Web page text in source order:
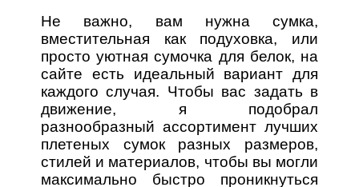
Не важно, вам нужна сумка,
вместительная как подуховка, или
просто уютная сумочка для белок, на
сайте есть идеальный вариант для
каждого случая. Чтобы вас задать в
движение, я подобрал
разнообразный ассортимент лучших
плетеных сумок разных размеров,
стилей и материалов, чтобы вы могли
максимально быстро проникнуться